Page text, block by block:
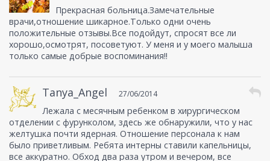
Прекрасная больница.Замечательные
врачи,отношение шикарное.Только одни очень
положительные отзывы.Все подойдут, спросят все ли
хорошо,осмотрят, посоветуют. У меня и у моего малыша
только самые добрые воспоминания!!
Tanya_Angel 27/06/2014
Лежала с месячным ребенком в хирургическом
отделении с фурунколом, здесь же обнаружили, что у нас
желтушка почти ядерная. Отношение персонала к нам
было приветливым. Ребята интерны ставили капельницы,
все аккуратно. Обход два раза утром и вечером, все